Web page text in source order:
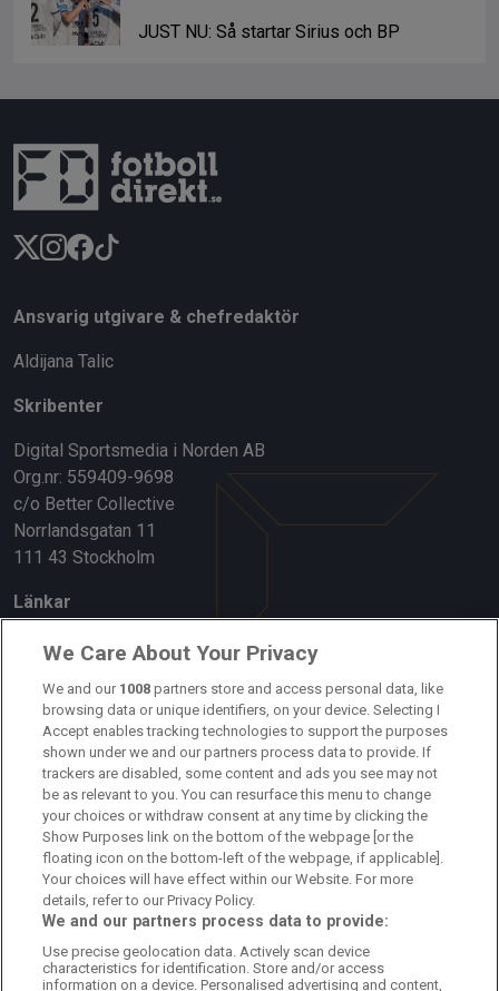
JUST NU: Så startar Sirius och BP
Ansvarig utgivare & chefredaktör
Aldijana Talic
Skribenter
Digital Sportsmedia i Norden AB
Org.nr: 559409-9698
c/o Better Collective
Norrlandsgatan 11
111 43 Stockholm
Länkar
Om oss
Kontakta oss
Kundtjänst
Sponsor: Rekatochklart
Annonsera på Fotbolldirekt
Redaktionell policy
Personuppgiftspolicy
Cookiepolicy
We Care About Your Privacy
We and our 1008 partners store and access personal data, like
browsing data or unique identifiers, on your device. Selecting I
Accept enables tracking technologies to support the purposes
shown under we and our partners process data to provide. If
trackers are disabled, some content and ads you see may not
be as relevant to you. You can resurface this menu to change
your choices or withdraw consent at any time by clicking the
Show Purposes link on the bottom of the webpage [or the
floating icon on the bottom-left of the webpage, if applicable].
Your choices will have effect within our Website. For more
details, refer to our Privacy Policy.
We and our partners process data to provide:
Use precise geolocation data. Actively scan device
characteristics for identification. Store and/or access
information on a device. Personalised advertising and content,